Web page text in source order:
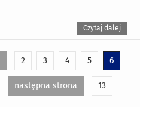
Czytaj dalej
2 3 4 5 6
następna strona 13